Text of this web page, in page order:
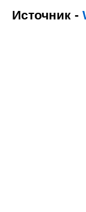
Источник -